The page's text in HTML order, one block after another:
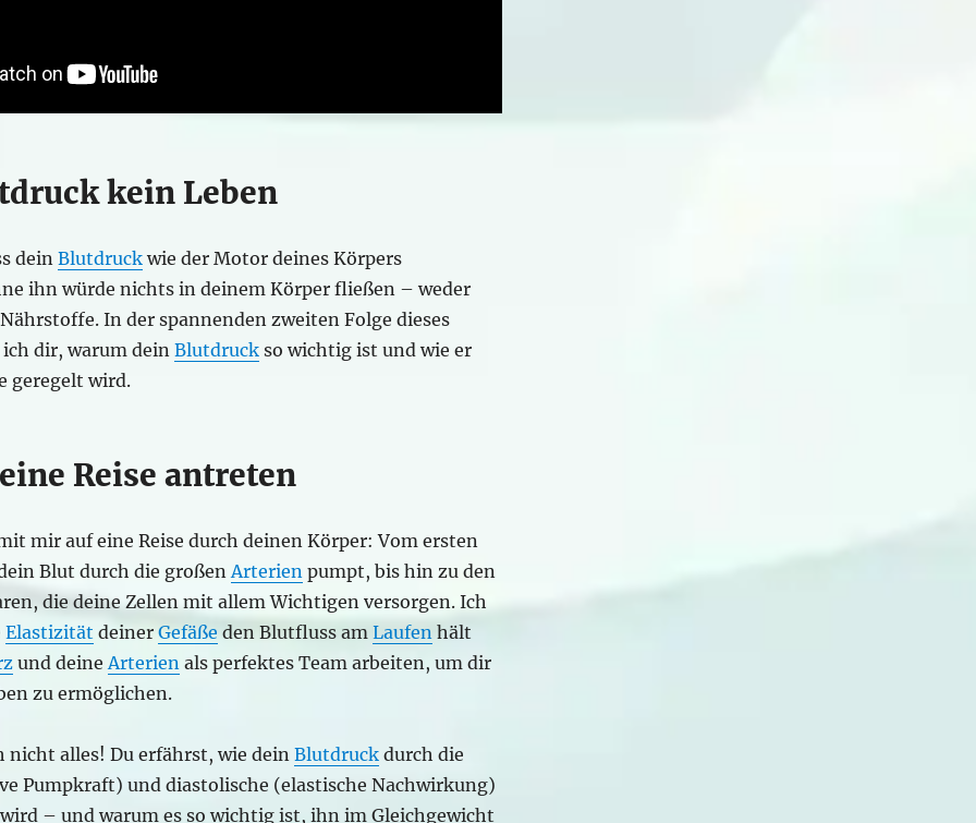
kein Leben
dein Blutdruckwie der Motor deines Körpers
ihn würde nichts in deinem Körper fließen – weder
In der spannenden zweiten Folge dieses
ich dir, warum dein Blutdruckso wichtig ist und wie er
geregelt wird.
Reise antreten
mir auf eine Reise durch deinen Körper: Vom ersten
Blut durch die großenArterienpumpt, bis hin zu den
die deine Zellen mit allem Wichtigen versorgen. Ich
Elastizität deiner Gefäße den Blutfluss am Laufenhält
und deineArterienals perfektes Team arbeiten, um dir
zu ermöglichen.
nicht alles! Du erfährst, wie deinBlutdruckdurch die
Pumpkraft) und diastolische (elastische Nachwirkung)
– und warum es so wichtig ist, ihn im Gleichgewicht